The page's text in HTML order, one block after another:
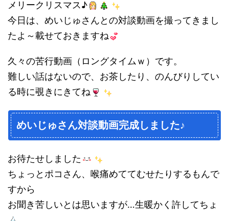
メリークリスマス♪
今日は、めいじゅさんとの対談動画を撮ってきまし
たよ～載せておきますね
久々の苦行動画（ロングタイムｗ）です。
難しい話はないので、お茶したり、のんびりしてい
る時に覗きにきてね
めいじゅさん対談動画完成しました♪
お待たせしました
ちょっとポコさん、喉痛めててむせたりするもんで
すから
お聞き苦しいとは思いますが…生暖かく許してちょ